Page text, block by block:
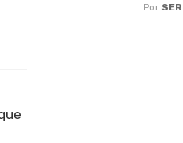
Por